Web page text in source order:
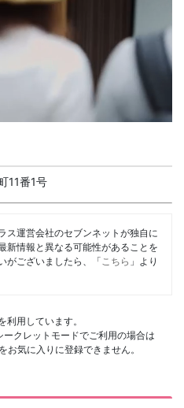
11番1号
ス運営会社のセブンネットが独自に
新情報と異なる可能性があることを
がございましたら、「 こちら 」より
利用しています。
クレットモードでご利用の場合は
気に入りに登録できません。